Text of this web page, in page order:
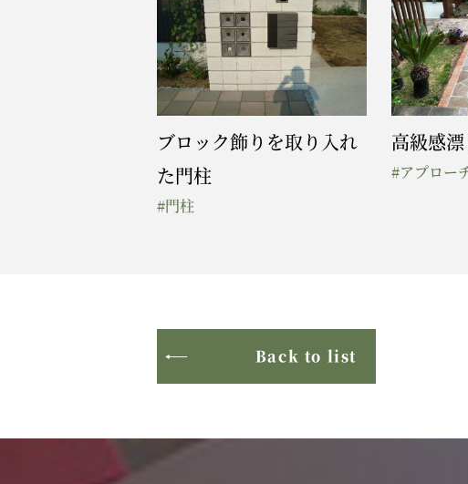
ブロック飾りを取り入れ
た門柱
#門柱
高級感
#アプロー
Back to list